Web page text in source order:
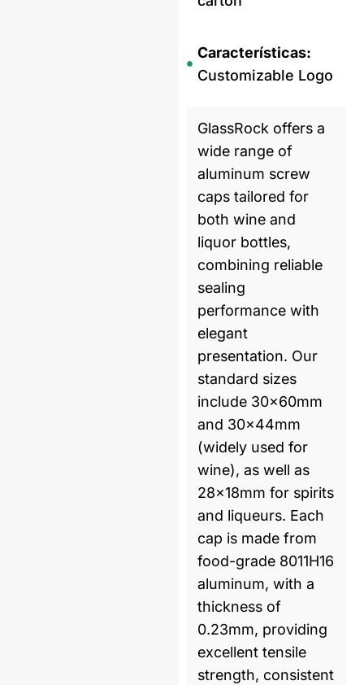
Características:
Customizable Logo
GlassRock offers a
wide range of
aluminum screw
caps tailored for
both wine and
liquor bottles,
combining reliable
sealing
performance with
elegant
presentation. Our
standard sizes
include 30x60mm
and 30x44mm
(widely used for
wine), as well as
28x18mm for spirits
and liqueurs. Each
cap is made from
food-grade 8011H16
aluminum, with a
thickness of
0.23mm, providing
excellent tensile
strength, consistent